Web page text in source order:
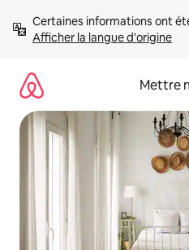
directement
Afficher la langue d'origine
Mettre